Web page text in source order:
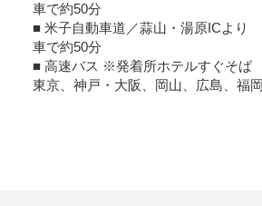
車で約50分
■ 米子自動車道／蒜山・湯原ICより
車で約50分
■ 高速バス ※発着所ホテルすぐそば
東京、神戸・大阪、岡山、広島、福岡